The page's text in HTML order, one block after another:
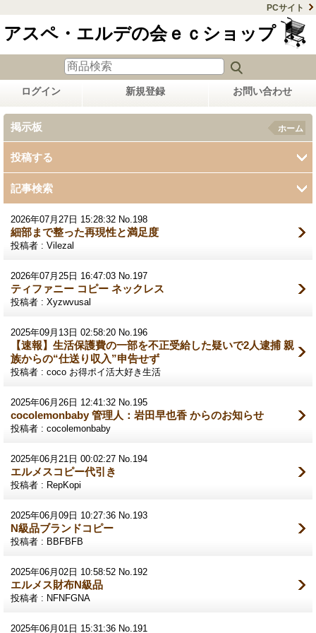
PCサイト
アスペ・エルデの会ｅｃショップ
ログイン 新規登録 お問い合わせ
掲示板 ホーム
投稿する
記事検索
2026年07月27日 15:28:32 No.198
細部まで整った再現性と満足度
投稿者 : Vilezal
2026年07月25日 16:47:03 No.197
ティファニー コピー ネックレス
投稿者 : Xyzwvusal
2025年09月13日 02:58:20 No.196
【速報】生活保護費の一部を不正受給した疑いで2人逮捕 親
族からの“仕送り収入”申告せず
投稿者 : coco お得ポイ活大好き生活
2025年06月26日 12:41:32 No.195
cocolemonbaby 管理人：岩田早也香 からのお知らせ
投稿者 : cocolemonbaby
2025年06月21日 00:02:27 No.194
エルメスコピー代引き
投稿者 : RepKopi
2025年06月09日 10:27:36 No.193
N級品ブランドコピー
投稿者 : BBFBFB
2025年06月02日 10:58:52 No.192
エルメス財布N級品
投稿者 : NFNFGNA
2025年06月01日 15:31:36 No.191